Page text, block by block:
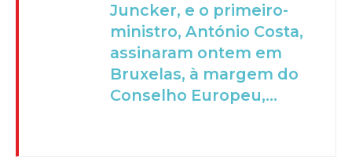
Juncker, e o primeiro-
ministro, António Costa,
assinaram ontem em
Bruxelas, à margem do
Conselho Europeu,...